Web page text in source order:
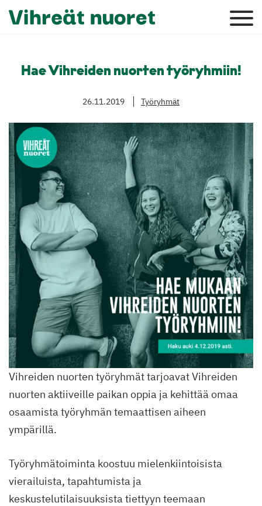
Hae Vihreiden nuorten työryhmiin!
26.11.2019 Työryhmät
Vihreiden nuorten työryhmät tarjoavat Vihreiden
nuorten aktiiveille paikan oppia ja kehittää omaa
osaamista työryhmän temaattisen aiheen
ympärillä.
Työryhmätoiminta koostuu mielenkiintoisista
vierailuista, tapahtumista ja
keskustelutilaisuuksista tiettyyn teemaan